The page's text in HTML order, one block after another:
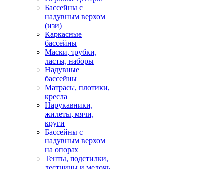
Бассейны с
надувным верхом
(изи)
Каркасные
бассейны
Маски, трубки,
ласты, наборы
Надувные
бассейны
Матрасы, плотики,
кресла
Нарукавники,
жилеты, мячи,
круги
Бассейны с
надувным верхом
на опорах
Тенты, подстилки,
лестницы и мелочь